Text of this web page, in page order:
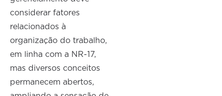
considerar fatores
relacionados à
organização do trabalho,
em linha com a NR-17,
mas diversos conceitos
permanecem abertos,